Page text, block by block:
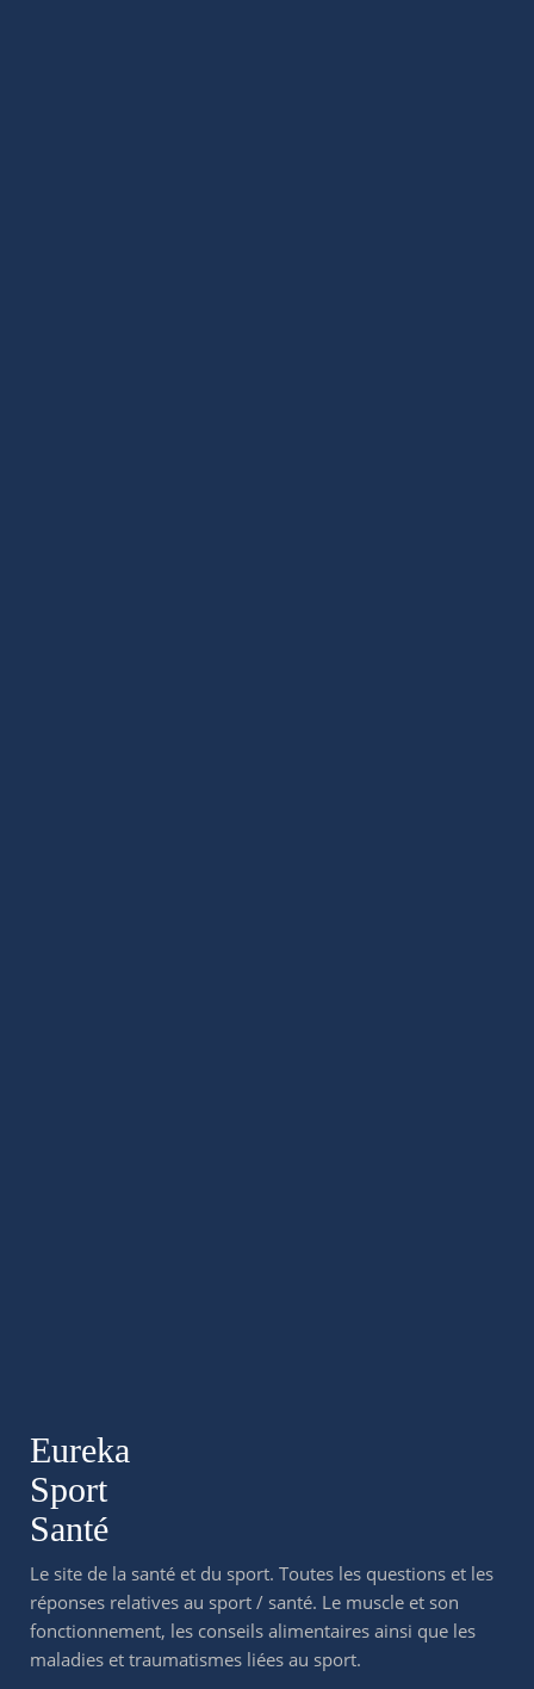
Eureka
Sport
Santé
Le site de la santé et du sport. Toutes les questions et les
réponses relatives au sport / santé. Le muscle et son
fonctionnement, les conseils alimentaires ainsi que les
maladies et traumatismes liées au sport.